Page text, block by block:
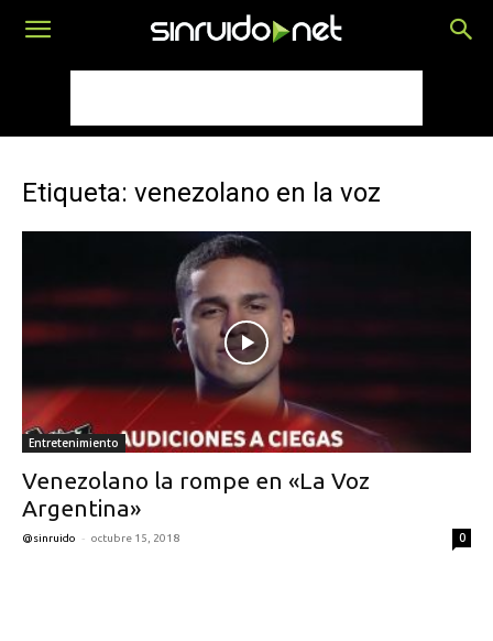
Etiqueta: venezolano en la voz
Entretenimiento
Venezolano la rompe en «La Voz
Argentina»
@sinruido - octubre 15, 2018 0